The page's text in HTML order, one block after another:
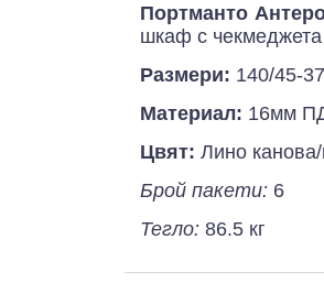
Портманто
шкаф с чекмеджета
Размери: 140/45-
Материал: 16мм
Цвят: Лино
Брой пакети:6
Тегло:86.5 кг